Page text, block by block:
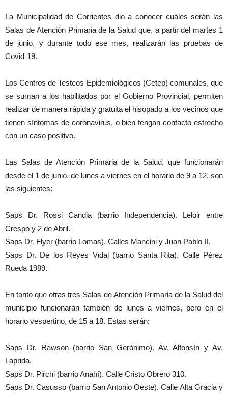
La Municipalidad de Corrientes dio a conocer cuáles serán las
Salas de Atención Primaria de la Salud que, a partir del martes 1
de junio, y durante todo ese mes, realizarán las pruebas de
Covid-19.
Los Centros de Testeos Epidemiológicos (Cetep) comunales, que
se suman a los habilitados por el Gobierno Provincial, permiten
realizar de manera rápida y gratuita el hisopado a los vecinos que
tienen síntomas de coronavirus, o bien tengan contacto estrecho
con un caso positivo.
Las Salas de Atención Primaria de la Salud, que funcionarán
desde el 1 de junio, de lunes a viernes en el horario de 9 a 12, son
las siguientes:
Saps Dr. Rossi Candia (barrio Independencia). Leloir entre
Crespo y 2 de Abril.
Saps Dr. Flyer (barrio Lomas). Calles Mancini y Juan Pablo II.
Saps Dr. De los Reyes Vidal (barrio Santa Rita). Calle Pérez
Rueda 1989.
En tanto que otras tres Salas de Atención Primaria de la Salud del
municipio funcionarán también de lunes a viernes, pero en el
horario vespertino, de 15 a 18. Estas serán:
Saps Dr. Rawson (barrio San Gerónimo). Av. Alfonsín y Av.
Laprida.
Saps Dr. Pirchi (barrio Anahí). Calle Cristo Obrero 310.
Saps Dr. Casusso (barrio San Antonio Oeste). Calle Alta Gracia y